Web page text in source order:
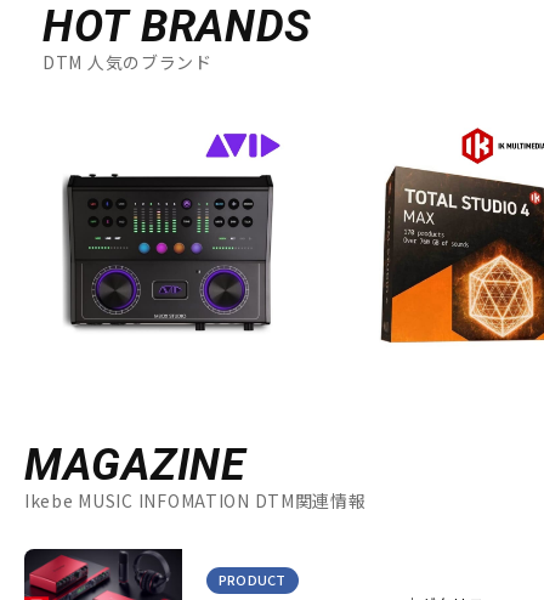
HOT BRANDS
DTM 人気のブランド
MAGAZINE
Ikebe MUSIC INFOMATION DTM関連情報
PRODUCT